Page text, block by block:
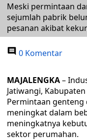
Meski permintaan
sejumlah pabrik
pesanan akibat
0 Komentar
MAJALENGKA–
Jatiwangi,
Permintaan
meningkat dalam
meningkatnya
sektor perumahan.